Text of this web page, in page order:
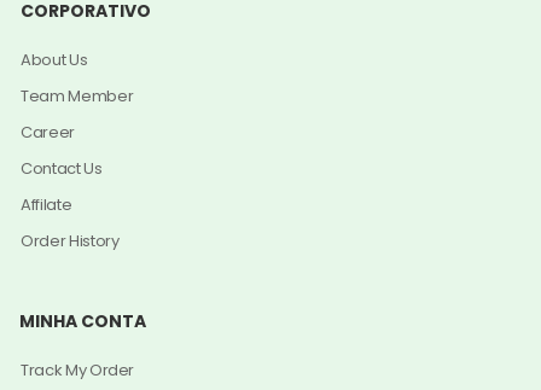
CORPORATIVO
About Us
Team Member
Career
Contact Us
Affilate
Order History
MINHA CONTA
Track My Order